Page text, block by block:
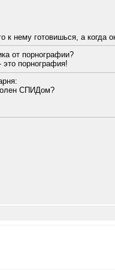
нему готовишься, а когда
от порнографии?
это порнография!
СПИДом?